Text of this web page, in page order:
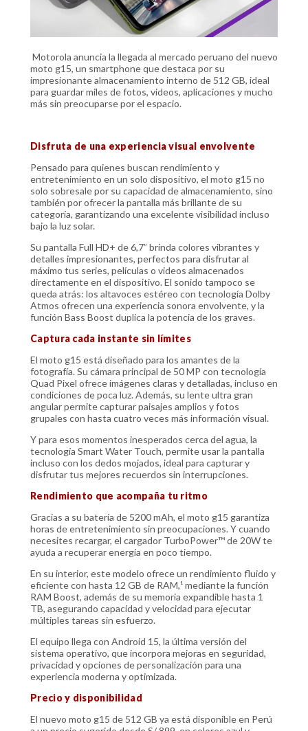
Motorola anuncia la llegada al mercado peruano del nuevo
moto g15, un smartphone que destaca por su
impresionante almacenamiento interno de 512 GB, ideal
para guardar miles de fotos, videos, aplicaciones y mucho
más sin preocuparse por el espacio.
Disfruta de una experiencia visual envolvente
Pensado para quienes buscan rendimiento y
entretenimiento en un solo dispositivo, el moto g15 no
solo sobresale por su capacidad de almacenamiento, sino
también por ofrecer la pantalla más brillante de su
categoría, garantizando una excelente visibilidad incluso
bajo la luz solar.
Su pantalla Full HD+ de 6,7” brinda colores vibrantes y
detalles impresionantes, perfectos para disfrutar al
máximo tus series, películas o videos almacenados
directamente en el dispositivo. El sonido tampoco se
queda atrás: los altavoces estéreo con tecnología Dolby
Atmos ofrecen una experiencia sonora envolvente, y la
función Bass Boost duplica la potencia de los graves.
Captura cada instante sin límites
El moto g15 está diseñado para los amantes de la
fotografía. Su cámara principal de 50 MP con tecnología
Quad Pixel ofrece imágenes claras y detalladas, incluso en
condiciones de poca luz. Además, su lente ultra gran
angular permite capturar paisajes amplios y fotos
grupales con hasta cuatro veces más información visual.
Y para esos momentos inesperados cerca del agua, la
tecnología Smart Water Touch, permite usar la pantalla
incluso con los dedos mojados, ideal para capturar y
disfrutar tus mejores recuerdos sin interrupciones.
Rendimiento que acompaña tu ritmo
Gracias a su batería de 5200 mAh, el moto g15 garantiza
horas de entretenimiento sin preocupaciones. Y cuando
necesites recargar, el cargador TurboPower™ de 20W te
ayuda a recuperar energía en poco tiempo.
En su interior, este modelo ofrece un rendimiento fluido y
eficiente con hasta 12 GB de RAM,¹ mediante la función
RAM Boost, además de su memoria expandible hasta 1
TB, asegurando capacidad y velocidad para ejecutar
múltiples tareas sin esfuerzo.
El equipo llega con Android 15, la última versión del
sistema operativo, que incorpora mejoras en seguridad,
privacidad y opciones de personalización para una
experiencia moderna y optimizada.
Precio y disponibilidad
El nuevo moto g15 de 512 GB ya está disponible en Perú